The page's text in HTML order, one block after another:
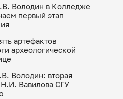
Володин в Колледже
первый этап
артефактов
археологической
Володин: вторая
Вавилова СГУ